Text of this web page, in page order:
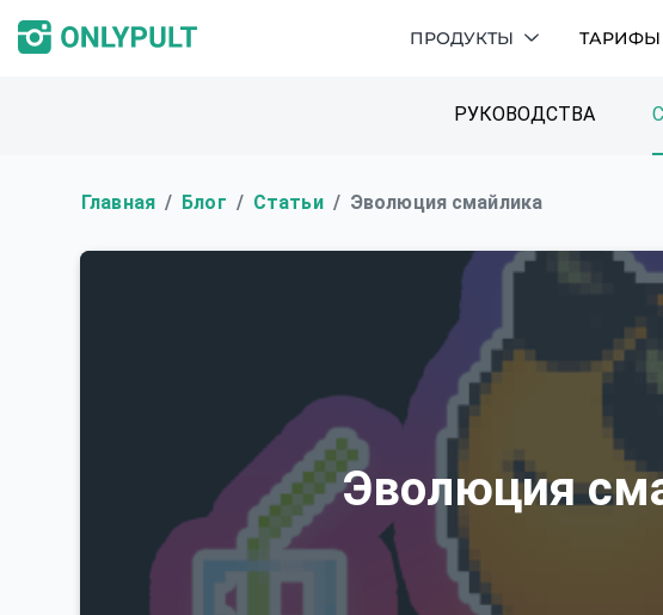
ПРОДУКТЫ ТАРИФЫ
РУКОВОДСТВА
Главная Блог Статьи Эволюция смайлика
Эволюция